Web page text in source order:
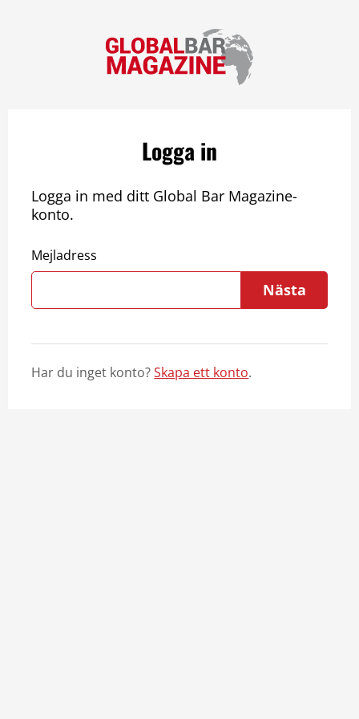
Logga in
Logga in med ditt Global Bar Magazine-
konto.
Mejladress
Nästa
Har du inget konto?Skapa ett konto.